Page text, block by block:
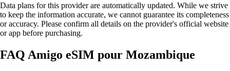
Data plans for this provider are automatically updated. While we strive
to keep the information accurate, we cannot guarantee its completeness
or accuracy. Please confirm all details on the provider's official website
or app before purchasing.
FAQ Amigo eSIM pour Mozambique